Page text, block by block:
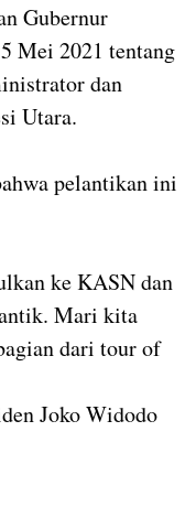
Gubernur
Mei 2021 tentang
dan
Utara.
pelantikan ini
ke KASN dan
Mari kita
dari tour of
Joko Widodo